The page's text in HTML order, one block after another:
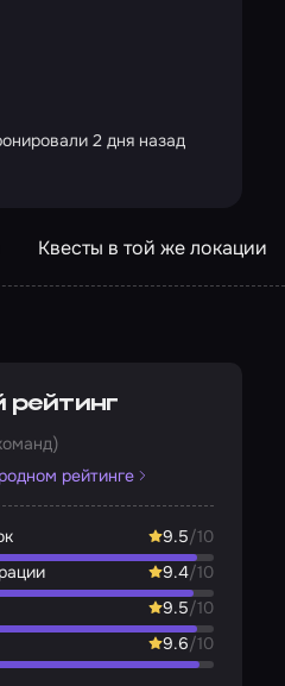
2 дня назад
Квесты в той же локации
рейтинг
рейтинге
9.5/10
9.4/10
9.5/10
9.6/10